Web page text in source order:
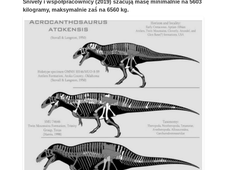
Snively i współpracownicy (2019) szacują masę minimalnie na 5603
kilogramy, maksymalnie zaś na 6560 kg.